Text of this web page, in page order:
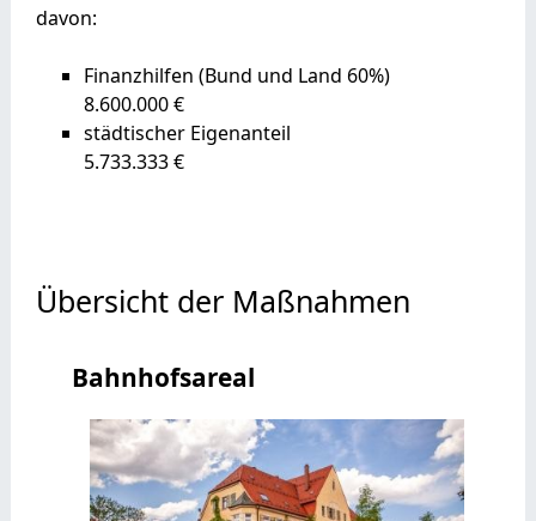
davon:
Finanzhilfen (Bund und Land 60%)
8.600.000 €
städtischer Eigenanteil
5.733.333 €
Übersicht der Maßnahmen
Bahnhofsareal